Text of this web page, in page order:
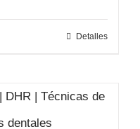
Detalles